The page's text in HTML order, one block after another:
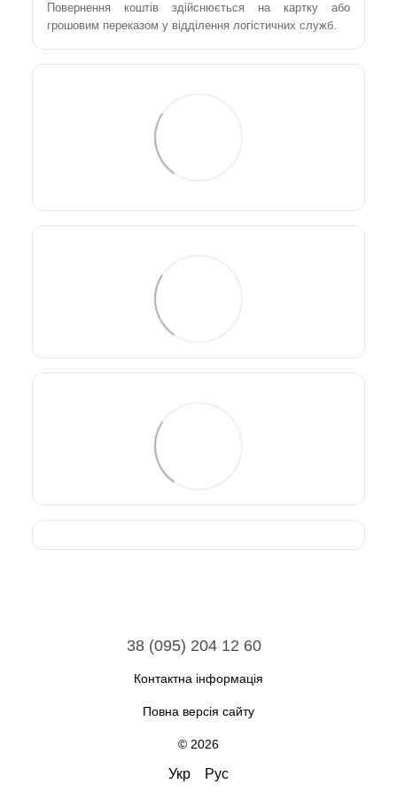
Повернення коштів здійснюється на картку або
грошовим переказом у відділення логістичних служб.
38 (095) 204 12 60
Контактна інформація
Повна версія сайту
© 2026
Укр Рус